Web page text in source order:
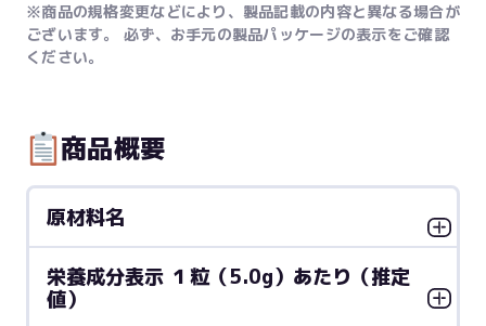
※商品の規格変更などにより、製品記載の内容と異なる場合が
ございます。 必ず、お手元の製品パッケージの表示をご確認
ください。
商品概要
原材料名
栄養成分表示 １粒（5.0g）あたり（推定
値）